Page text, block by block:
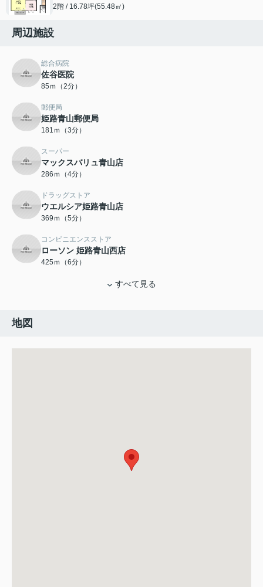
2階 / 16.78坪(55.48㎡)
周辺施設
総合病院
佐谷医院
85ｍ（2分）
郵便局
姫路青山郵便局
181ｍ（3分）
スーパー
マックスバリュ青山店
286ｍ（4分）
ドラッグストア
ウエルシア姫路青山店
369ｍ（5分）
コンビニエンスストア
ローソン 姫路青山西店
425ｍ（6分）
すべて見る
地図